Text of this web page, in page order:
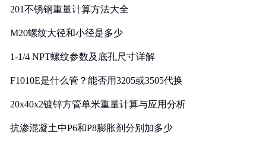
201不锈钢重量计算方法大全
M20螺纹大径和小径是多少
1-1/4 NPT螺纹参数及底孔尺寸详解
F1010E是什么管？能否用3205或3505代换
20x40x2镀锌方管单米重量计算与应用分析
抗渗混凝土中P6和P8膨胀剂分别加多少